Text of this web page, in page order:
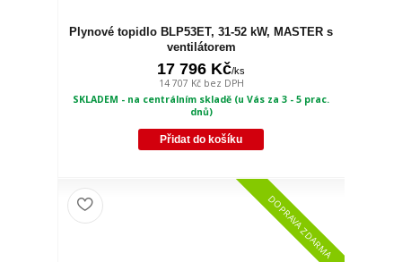
Plynové topidlo BLP53ET, 31-52 kW, MASTER s
ventilátorem
17 796 Kč/ks
14 707 Kč bez DPH
SKLADEM - na centrálním skladě (u Vás za 3 - 5 prac.
dnů)
Přidat do košíku
DOPRAVA ZDARMA